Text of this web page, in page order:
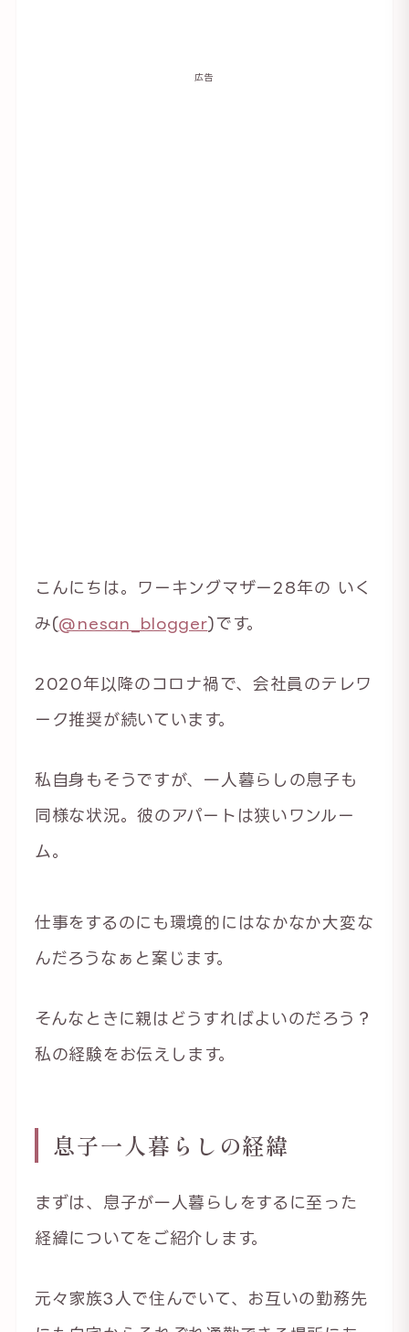
広告
こんにちは。ワーキングマザー28年の いく
み(@nesan_blogger)です。
2020年以降のコロナ禍で、会社員のテレワ
ーク推奨が続いています。
私自身もそうですが、一人暮らしの息子も
同様な状況。彼のアパートは狭いワンルー
ム。
仕事をするのにも環境的にはなかなか大変な
んだろうなぁと案じます。
そんなときに親はどうすればよいのだろう？
私の経験をお伝えします。
息子一人暮らしの経緯
まずは、息子が一人暮らしをするに至った
経緯についてをご紹介します。
元々家族3人で住んでいて、お互いの勤務先